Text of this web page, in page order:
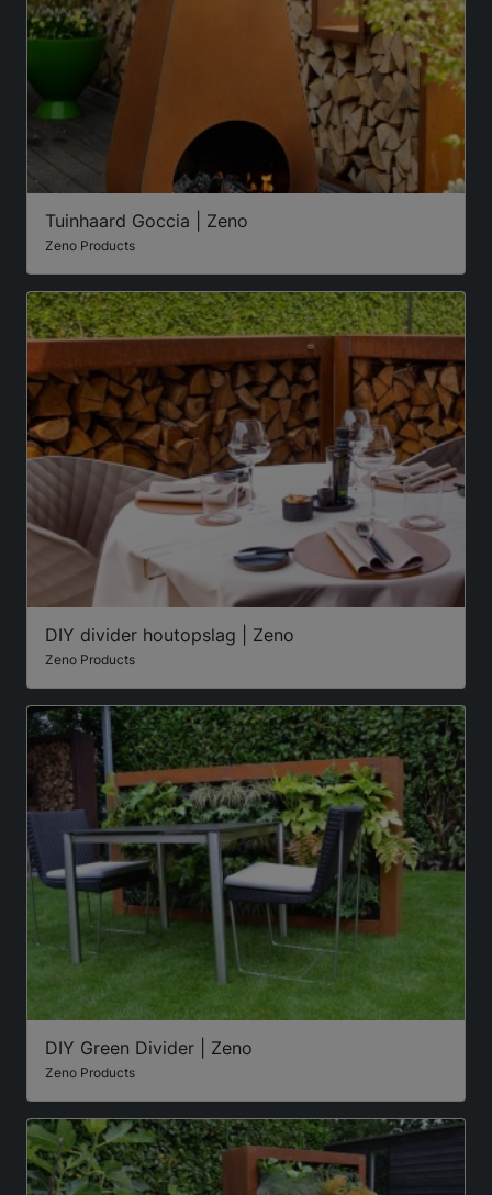
Tuinhaard Goccia | Zeno
Zeno Products
DIY divider houtopslag | Zeno
Zeno Products
DIY Green Divider | Zeno
Zeno Products